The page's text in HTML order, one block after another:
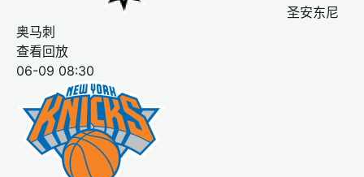
圣安东尼
奥马刺
查看回放
06-09 08:30